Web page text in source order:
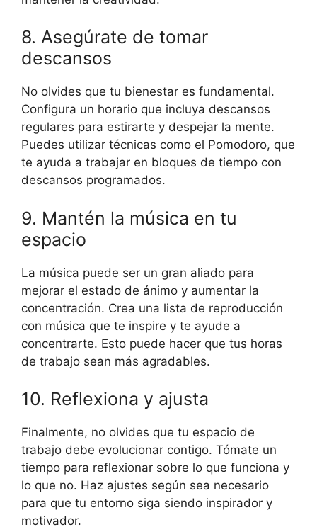
8. Asegúrate de tomar
descansos
No olvides que tu bienestar es fundamental.
Configura un horario que incluya descansos
regulares para estirarte y despejar la mente.
Puedes utilizar técnicas como el Pomodoro, que
te ayuda a trabajar en bloques de tiempo con
descansos programados.
9. Mantén la música en tu
espacio
La música puede ser un gran aliado para
mejorar el estado de ánimo y aumentar la
concentración. Crea una lista de reproducción
con música que te inspire y te ayude a
concentrarte. Esto puede hacer que tus horas
de trabajo sean más agradables.
10. Reflexiona y ajusta
Finalmente, no olvides que tu espacio de
trabajo debe evolucionar contigo. Tómate un
tiempo para reflexionar sobre lo que funciona y
lo que no. Haz ajustes según sea necesario
para que tu entorno siga siendo inspirador y
motivador.